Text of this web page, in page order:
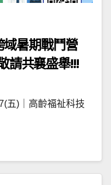
暑期戰鬥營
請共襄盛舉!!!
五)｜高齡福祉科技